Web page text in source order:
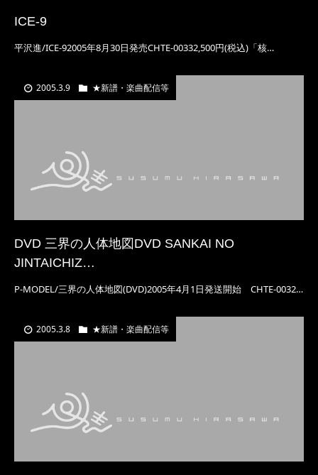
ICE-9
平沢進/ICE-92005年8月30日発売CHTE-00332,500円(税込)「核…
2005.3.9 ★新譜・楽曲配信等
DVD 三界の人体地図DVD SANKAI NO
JINTAICHIZ…
P-MODEL/三界の人体地図(DVD)2005年4月1日発送開始 CHTE-0032…
2005.3.8 ★新譜・楽曲配信等